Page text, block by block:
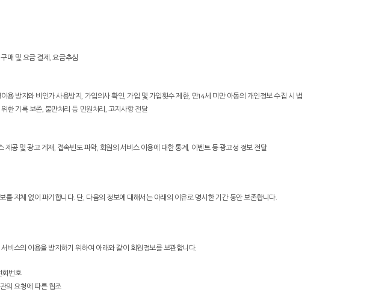
매 및 요금 결제, 요금추심
용 방지와 비인가 사용방지, 가입의사 확인, 가입 및 가입횟수 제한, 만14세 미만 아동의 개인정보 수집 시 법
한 기록 보존, 불만처리 등 민원처리, 고지사항 전달
공 및 광고 게재, 접속빈도 파악, 회원의 서비스 이용에 대한 통계, 이벤트 등 광고성 정보 전달
지체 없이 파기합니다. 단, 다음의 정보에 대해서는 아래의 이유로 명시한 기간 동안 보존합니다.
비스의 이용을 방지하기 위하여 아래와 같이 회원정보를 보관합니다.
화번호
의 요청에 따른 협조